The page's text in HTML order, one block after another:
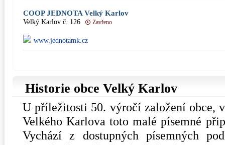
COOP JEDNOTA Velký Karlov
Velký Karlov č. 126 Zavřeno
www.jednotamk.cz
Historie obce Velký Karlov
U příležitosti 50. výročí založení obce,
Velkého Karlova toto malé písemné
Vychází z dostupných písemných